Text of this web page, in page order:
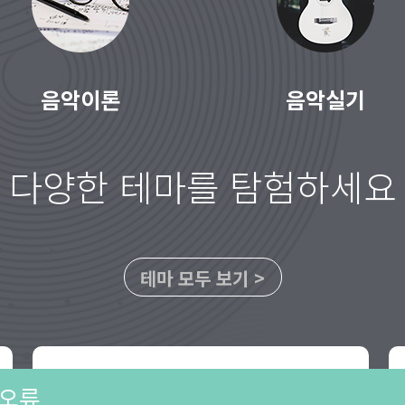
음악이론 음악실기
다양한 테마를 탐험하세요
테마 모두 보기 >
류